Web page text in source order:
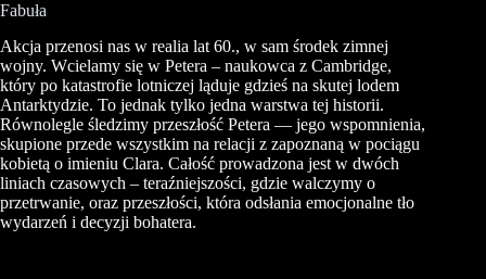
Fabuła
Akcja przenosi nas w realia lat 60., w sam środek zimnej
wojny. Wcielamy się w Petera – naukowca z Cambridge,
który po katastrofie lotniczej ląduje gdzieś na skutej lodem
Antarktydzie. To jednak tylko jedna warstwa tej historii.
Równolegle śledzimy przeszłość Petera — jego wspomnienia,
skupione przede wszystkim na relacji z zapoznaną w pociągu
kobietą o imieniu Clara. Całość prowadzona jest w dwóch
liniach czasowych – teraźniejszości, gdzie walczymy o
przetrwanie, oraz przeszłości, która odsłania emocjonalne tło
wydarzeń i decyzji bohatera.